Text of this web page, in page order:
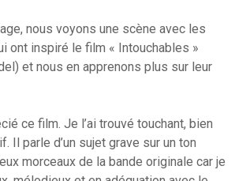
nous voyons une scène avec les
ont inspiré le film « Intouchables »
et nous en apprenons plus sur leur
ce film. Je l’ai trouvé touchant, bien
Il parle d’un sujet grave sur un ton
morceaux de la bande originale car je